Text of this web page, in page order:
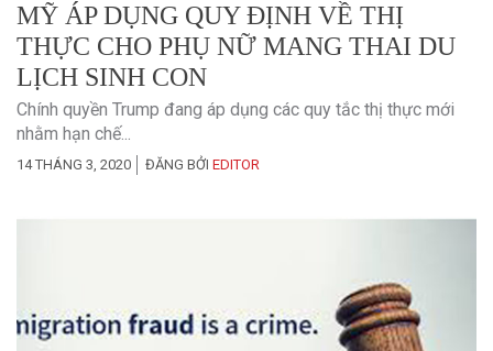
MỸ ÁP DỤNG QUY ĐỊNH VỀ THỊ
THỰC CHO PHỤ NỮ MANG THAI DU
LỊCH SINH CON
Chính quyền Trump đang áp dụng các quy tắc thị thực mới
nhằm hạn chế...
14 THÁNG 3, 2020 ĐĂNG BỞI EDITOR